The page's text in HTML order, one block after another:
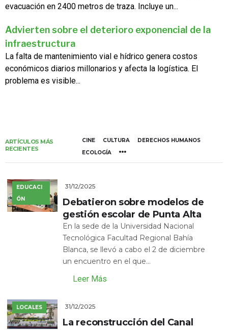
evacuación en 2400 metros de traza. Incluye un...
Advierten sobre el deterioro exponencial de la
infraestructura
La falta de mantenimiento vial e hídrico genera costos
económicos diarios millonarios y afecta la logística. El
problema es visible...
ARTÍCULOS MÁS
RECIENTES
CINE CULTURA
DERECHOS HUMANOS
ECOLOGÍA
EDUCACI
ÓN
31/12/2025
Debatieron sobre modelos de
gestión escolar de Punta Alta
En la sede de la Universidad Nacional
Tecnológica Facultad Regional Bahía
Blanca, se llevó a cabo el 2 de diciembre
un encuentro en el que...
Leer Más
LOCALES 31/12/2025
La reconstrucción del Canal